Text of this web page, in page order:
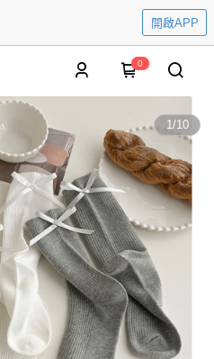
開啟APP
0
1/10